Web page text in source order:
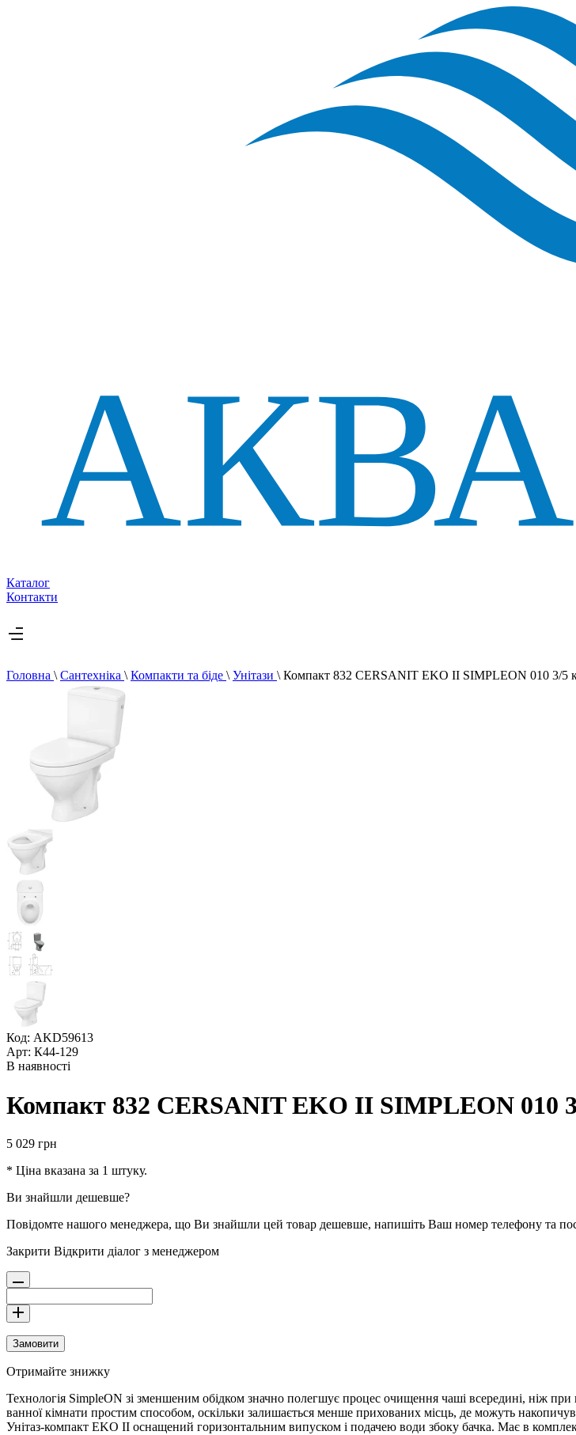
Каталог
Контакти
Головна \ Сантехніка \ Компакти та біде \ Унітази \ Компакт 832 CERSANIT EKO II SIMPLEON 010 3/5
Код: AKD59613
Арт: К44-129
В наявності
Компакт 832 CERSANIT EKO II SIMPLEON 010
5 029 грн
* Ціна вказана за 1 штуку.
Ви знайшли дешевше?
Повідомте нашого менеджера, що Ви знайшли цей товар дешевше, напишіть Ваш номер телефону
Закрити Відкрити діалог з менеджером
Замовити
Отримайте знижку
Технологія SimpleON зі зменшеним обідком значно полегшує процес очищення чаші всередині, ніж при
ванної кімнати простим способом, оскільки залишається менше прихованих місць, де можуть
Унітаз-компакт EKO ІІ оснащений горизонтальним випуском і подачею води збоку бачка. Має в